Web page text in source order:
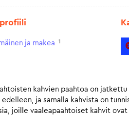
ja makea 1
kahvien paahtoa on
ja samalla kahvista on
joille vaaleapaahtoiset kahvit